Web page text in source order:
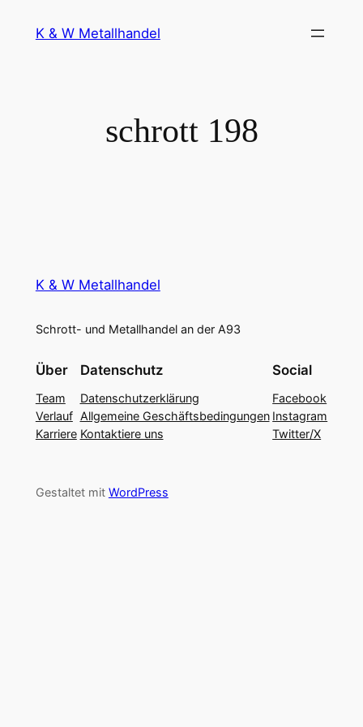
InhaltK & W Metallhandel
schrott 198
K & W Metallhandel
Schrott- und Metallhandel an der A93
Über
Team
Verlauf
Karriere
Datenschutz
Datenschutzerklärung
Allgemeine Geschäftsbedingungen
Kontaktiere uns
Social
Facebook
Instagram
Twitter/X
Gestaltet mit WordPress